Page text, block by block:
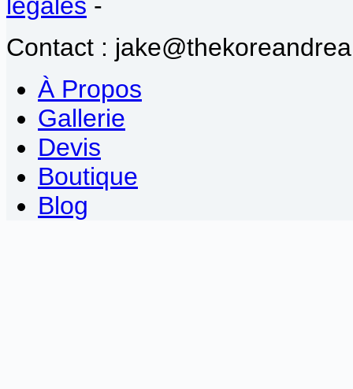
Contact :
À Propos
Gallerie
Devis
Boutique
Blog